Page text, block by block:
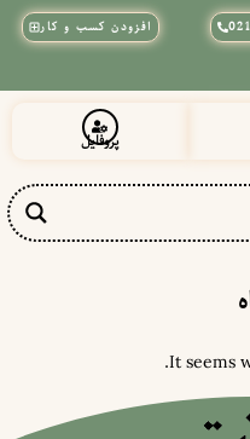
افزودن کسب و کار
پروفایل
It seems